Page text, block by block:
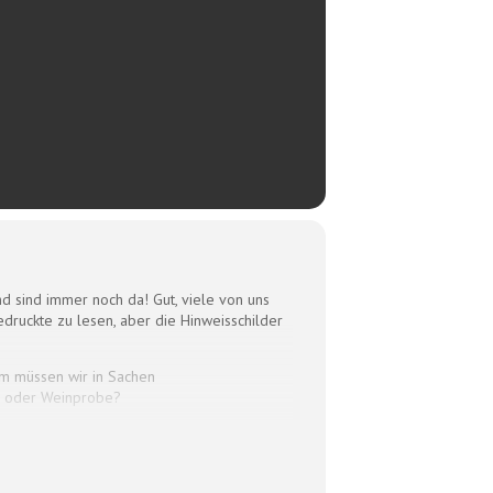
sind immer noch da! Gut, viele von uns
zu lesen, aber die Hinweisschilder
müssen wir in Sachen
oder Weinprobe?
jetzt sind wir Goldstandard!